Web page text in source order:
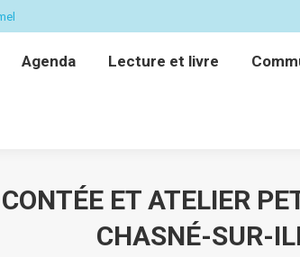
Agenda Lecture et livre
ET ATELIER
CHASNÉ-SUR-
Agenda Lecture et livre